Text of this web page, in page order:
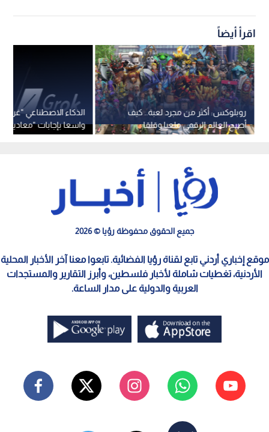
اقرأ أيضاً
الذكاء الاصطناعي "غروك"
واسعا بإجابات "معادية
روبلوكس: أكثر من مجرد لعبة.. كيف
أصبح العالم الرقمي ملعبا وقلقا
لملايين الأطفال؟
جميع الحقوق محفوظة رؤيا © 2026
موقع إخباري أردني تابع لقناة رؤيا الفضائية. تابعوا معنا آخر الأخبار المحلية
الأردنية، تغطيات شاملة لأخبار فلسطين، وأبرز التقارير والمستجدات
العربية والدولية على مدار الساعة.